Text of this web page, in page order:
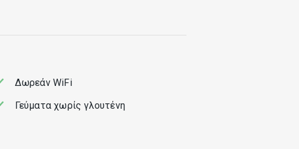
Δωρεάν WiFi
Γεύματα χωρίς γλουτένη